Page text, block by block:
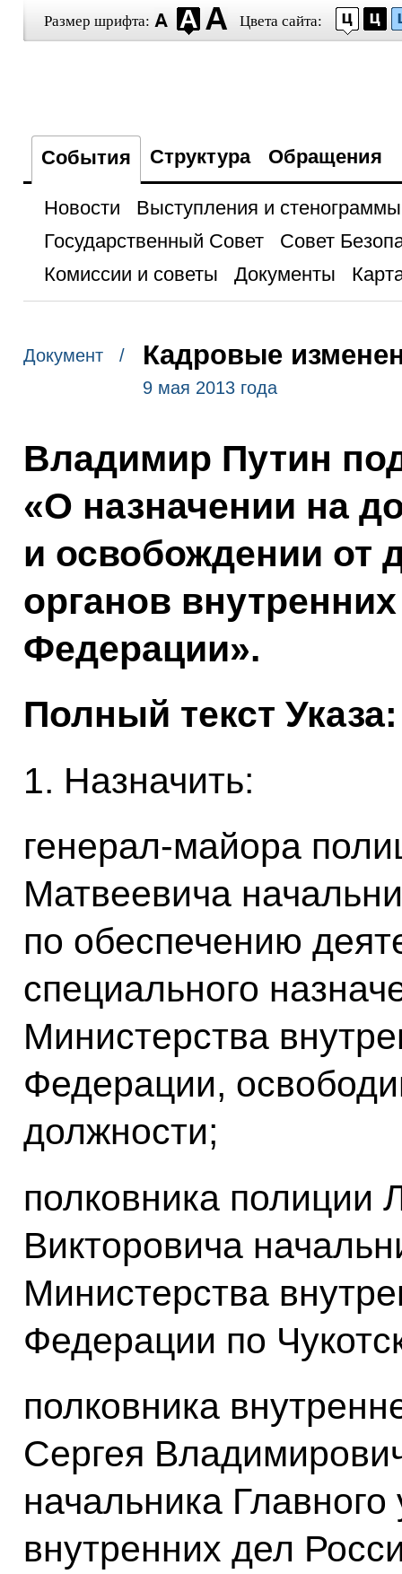
Размер шрифта: Цвета сайта:
События Структура Обращения
Новости
Выступления и стенограммы
Государственный Совет
Совет
Комиссии и советы
Документы
Документ / Кадровые
9 мая 2013 года
Владимир Путин
«О назначении на
и освобождении от
органов
Федерации».
Полный текст Указа:
1. Назначить:
генерал-майора
Матвеевича
по обеспечению
специального
Министерства
Федерации,
должности;
полковника полиции
Викторовича
Министерства
Федерации по
полковника
Сергея
начальника
внутренних дел